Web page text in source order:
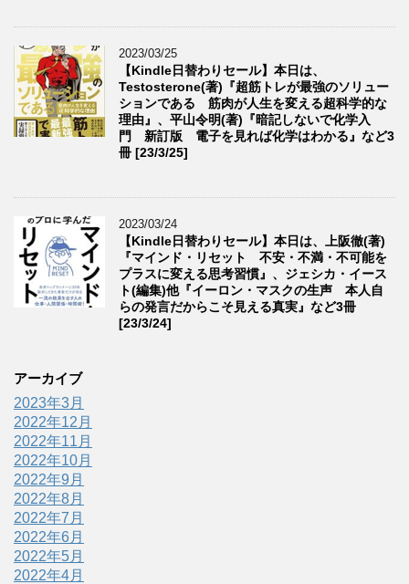
2023/03/25
【Kindle日替わりセール】本日は、
Testosterone(著)『超筋トレが最強のソリュー
ションである 筋肉が人生を変える超科学的な
理由』、平山令明(著)『暗記しないで化学入
門 新訂版 電子を見れば化学はわかる』など3
冊 [23/3/25]
2023/03/24
【Kindle日替わりセール】本日は、上阪徹(著)
『マインド・リセット 不安・不満・不可能を
プラスに変える思考習慣』、ジェシカ・イース
ト(編集)他『イーロン・マスクの生声 本人自
らの発言だからこそ見える真実』など3冊
[23/3/24]
アーカイブ
2023年3月
2022年12月
2022年11月
2022年10月
2022年9月
2022年8月
2022年7月
2022年6月
2022年5月
2022年4月